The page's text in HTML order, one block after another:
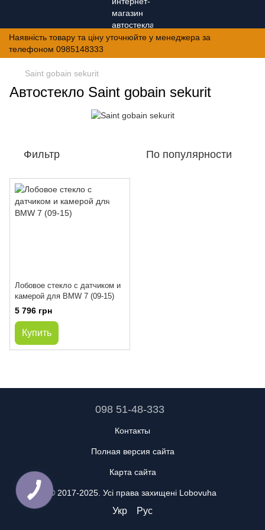
Наявність товару та ціну уточнюйте у менеджера за
телефоном 0985148333
Saint gobain sekurit
Автостекло Saint gobain sekurit
Фильтр По популярности
Лобовое стекло с датчиком и
камерой для BMW 7 (09-15)
5 796 грн
Купить
098 51-48-333
Контакты
Полная версия сайта
Карта сайта
© 2017-2025. Усі права захищені Lobovuha
Укр Рус